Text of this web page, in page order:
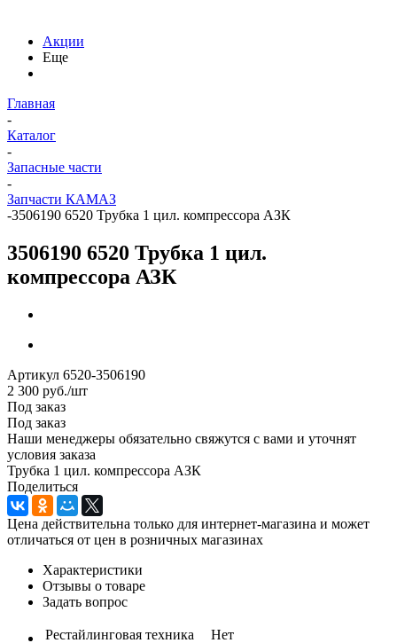
Акции
Еще
Главная
-
Каталог
-
Запасные части
-
Запчасти КАМАЗ
-3506190 6520 Трубка 1 цил. компрессора АЗК
3506190 6520 Трубка 1 цил.
компрессора АЗК
Артикул 6520-3506190
2 300 руб./шт
Под заказ
Под заказ
Наши менеджеры обязательно свяжутся с вами и уточнят
условия заказа
Трубка 1 цил. компрессора АЗК
Поделиться
Цена действительна только для интернет-магазина и может
отличаться от цен в розничных магазинах
Характеристики
Отзывы о товаре
Задать вопрос
Рестайлинговая техника
Нет